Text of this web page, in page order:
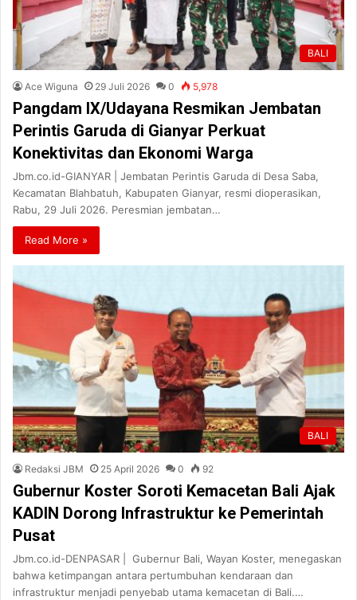
BALI
Ace Wiguna 29 Juli 2026 0 5,978
Pangdam IX/Udayana Resmikan Jembatan
Perintis Garuda di Gianyar Perkuat
Konektivitas dan Ekonomi Warga
Jbm.co.id-GIANYAR | Jembatan Perintis Garuda di Desa Saba,
Kecamatan Blahbatuh, Kabupaten Gianyar, resmi dioperasikan,
Rabu, 29 Juli 2026. Peresmian jembatan…
Read More »
BALI
Redaksi JBM 25 April 2026 0 92
Gubernur Koster Soroti Kemacetan Bali Ajak
KADIN Dorong Infrastruktur ke Pemerintah
Pusat
Jbm.co.id-DENPASAR | Gubernur Bali, Wayan Koster, menegaskan
bahwa ketimpangan antara pertumbuhan kendaraan dan
infrastruktur menjadi penyebab utama kemacetan di Bali.…